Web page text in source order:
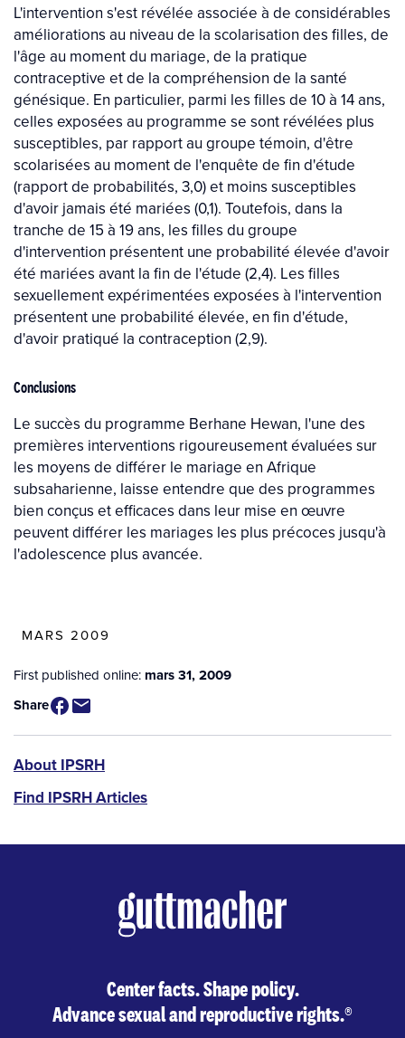
L'intervention s'est révélée associée à de considérables
améliorations au niveau de la scolarisation des filles, de
l'âge au moment du mariage, de la pratique
contraceptive et de la compréhension de la santé
génésique. En particulier, parmi les filles de 10 à 14 ans,
celles exposées au programme se sont révélées plus
susceptibles, par rapport au groupe témoin, d'être
scolarisées au moment de l'enquête de fin d'étude
(rapport de probabilités, 3,0) et moins susceptibles
d'avoir jamais été mariées (0,1). Toutefois, dans la
tranche de 15 à 19 ans, les filles du groupe
d'intervention présentent une probabilité élevée d'avoir
été mariées avant la fin de l'étude (2,4). Les filles
sexuellement expérimentées exposées à l'intervention
présentent une probabilité élevée, en fin d'étude,
d'avoir pratiqué la contraception (2,9).
Conclusions
Le succès du programme Berhane Hewan, l'une des
premières interventions rigoureusement évaluées sur
les moyens de différer le mariage en Afrique
subsaharienne, laisse entendre que des programmes
bien conçus et efficaces dans leur mise en œuvre
peuvent différer les mariages les plus précoces jusqu'à
l'adolescence plus avancée.
MARS 2009
First published online: mars 31, 2009
Share
IPSRH
About IPSRH
Find IPSRH Articles
Center facts. Shape policy.
Advance sexual and reproductive rights.®